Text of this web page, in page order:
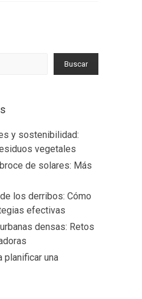
Buscar
y sostenibilidad:
vegetales
de solares: Más
los derribos: Cómo
efectivas
densas: Retos
planificar una